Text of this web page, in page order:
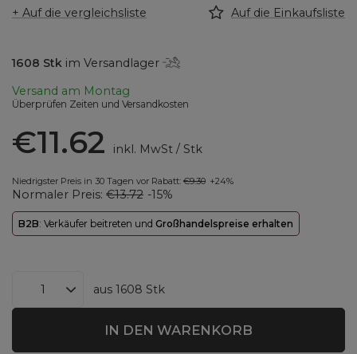
+ Auf die vergleichsliste Auf die Einkaufsliste
1608 Stk im Versandlager
Versand am Montag
Überprüfen Zeiten und Versandkosten
€11.62 inkl. MwSt/ Stk
Niedrigster Preis in 30 Tagen vor Rabatt: €9.30 +24%
Normaler Preis: €13.72 -15%
B2B: Verkäufer beitreten und Großhandelspreise erhalten
aus 1608 Stk
IN DEN WARENKORB